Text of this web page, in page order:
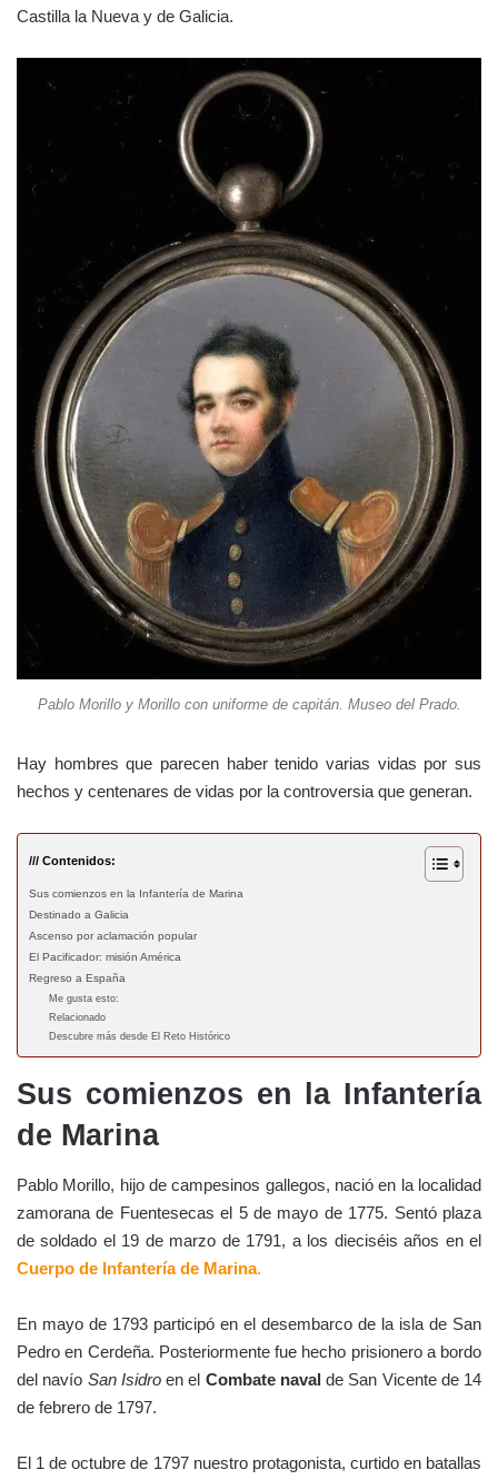
Castilla la Nueva y de Galicia.
Pablo Morillo y Morillo con uniforme de capitán. Museo del Prado.
Hay hombres que parecen haber tenido varias vidas por sus
hechos y centenares de vidas por la controversia que generan.
/// Contenidos:
Sus comienzos en la Infantería de Marina
Destinado a Galicia
Ascenso por aclamación popular
El Pacificador: misión América
Regreso a España
Me gusta esto:
Relacionado
Descubre más desde El Reto Histórico
Sus comienzos en la Infantería
de Marina
Pablo Morillo, hijo de campesinos gallegos, nació en la localidad
zamorana de Fuentesecas el 5 de mayo de 1775. Sentó plaza
de soldado el 19 de marzo de 1791, a los dieciséis años en el
Cuerpo de Infantería de Marina.
En mayo de 1793 participó en el desembarco de la isla de San
Pedro en Cerdeña. Posteriormente fue hecho prisionero a bordo
del navío San Isidro en el Combate naval de San Vicente de 14
de febrero de 1797.
El 1 de octubre de 1797 nuestro protagonista, curtido en batallas